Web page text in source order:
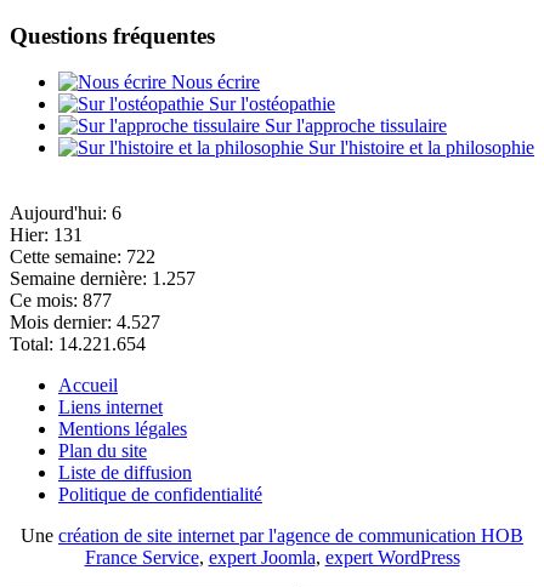
Questions fréquentes
Nous écrire
Sur l'ostéopathie
Sur l'approche tissulaire
Sur l'histoire et la philosophie
Aujourd'hui: 6
Hier: 131
Cette semaine: 722
Semaine dernière: 1.257
Ce mois: 877
Mois dernier: 4.527
Total: 14.221.654
Accueil
Liens internet
Mentions légales
Plan du site
Liste de diffusion
Politique de confidentialité
Une création de site internet par l'agence de communication HOB
France Service, expert Joomla, expert WordPress